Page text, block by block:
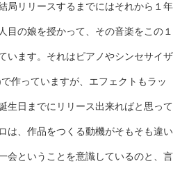
局リリースするまでにはそれから１年
目の娘を授かって、その音楽をこの１
います。それはピアノやシンセサイザ
作っていますが、エフェクトもラッ
生日までにリリース出来ればと思って
は、作品をつくる動機がそもそも違い
会ということを意識しているのと、言